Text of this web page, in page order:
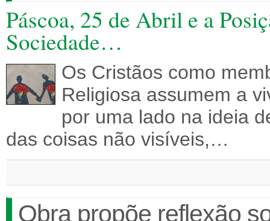
Páscoa, 25 de Abril e a
Sociedade…
Os Cristãos como
Religiosa assumem a
por uma lado na ideia
das coisas não visíveis,…
Obra propõe reflexão